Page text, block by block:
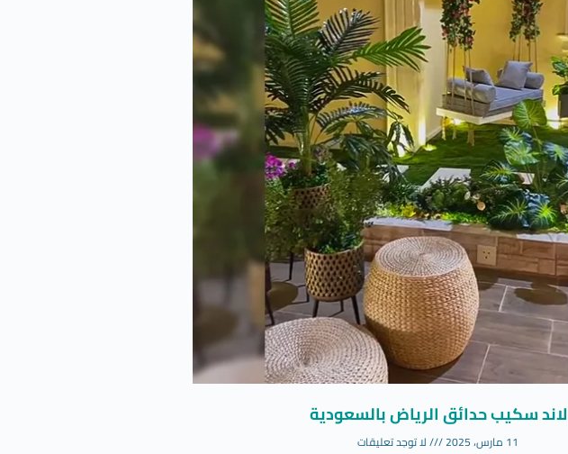
لاند سكيب حدائق الرياض بالسعودية
11 مارس، 2025
لا توجد تعليقات